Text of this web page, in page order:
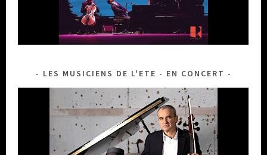
LES MUSICIENS DE L'ETE - EN CONCERT